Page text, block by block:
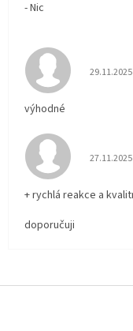
- Nic
29.11.2025
výhodné
27.11.2025
+ rychlá reakce a
doporučuji